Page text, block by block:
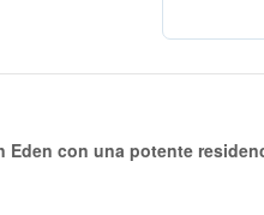
Eden con una potente